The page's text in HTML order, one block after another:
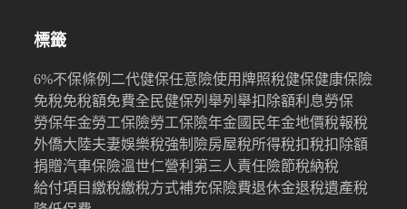
標籤
6%不保條例 二代健保任意險使用牌照稅健保健康保險
免稅免稅額免費全民健保列舉列舉扣除額利息勞保
勞保年金勞工保險勞工保險年金國民年金地價稅報稅
外僑大陸夫妻娛樂稅強制險房屋稅所得稅扣稅扣除額
捐贈汽車保險溫世仁營利 第三人責任險節稅納稅
給付項目繳稅繳稅方式補充保險費退休金退稅遺產稅